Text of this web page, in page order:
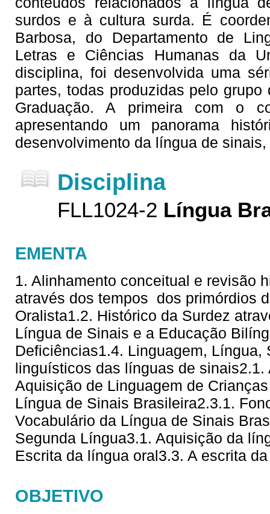
surdos e à cultura surda. É
Barbosa, do Departamento de
Letras e Ciências Humanas da
disciplina, foi desenvolvida uma
partes, todas produzidas pelo
Graduação. A primeira com o
apresentando um panorama
desenvolvimento da língua de
Disciplina
FLL1024-2 Língua
EMENTA
1. Alinhamento conceitual e revisão
através dos tempos  dos primórdios
Oralista1.2. Histórico da Surdez
Língua de Sinais e a Educação
Deficiências1.4. Linguagem,
linguísticos das línguas de
Aquisição de Linguagem de
Língua de Sinais Brasileira2.3.1.
Vocabulário da Língua de Sinais
Segunda Língua3.1. Aquisição da
Escrita da língua oral3.3. A escrita
OBJETIVO